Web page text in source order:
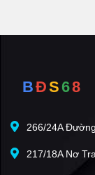
BĐS68
266/24A
217/18A Nơ